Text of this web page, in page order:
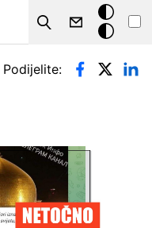
Search
Tamna
pozadina
Podijelite: